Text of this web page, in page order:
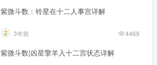
紫微斗数：铃星在十二人事宫详解
3年前 4469
紫微斗数|凶星擎羊入十二宫状态详解​